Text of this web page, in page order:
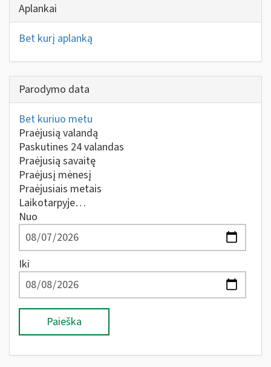
Aplankai
Bet kurį aplanką
Parodymo data
Bet kuriuo metu
Praėjusią valandą
Paskutines 24 valandas
Praėjusią savaitę
Praėjusį mėnesį
Praėjusiais metais
Laikotarpyje…
Nuo
Iki
Paieška